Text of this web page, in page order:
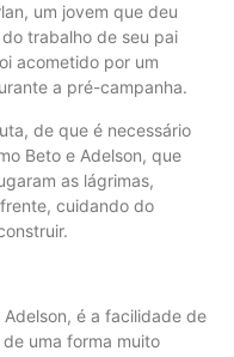
um jovem que deu
trabalho de seu pai
acometido por um
a pré-campanha.
de que é necessário
Beto e Adelson, que
as lágrimas,
cuidando do
é a facilidade de
uma forma muito